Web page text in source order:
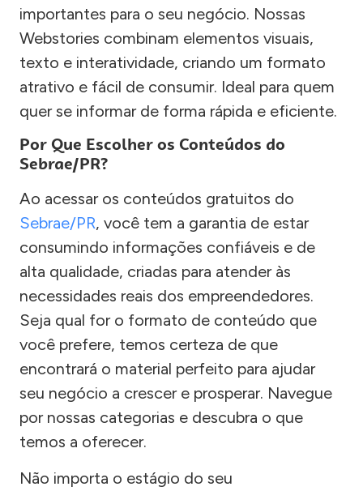
importantes para o seu negócio. Nossas
Webstories combinam elementos visuais,
texto e interatividade, criando um formato
atrativo e fácil de consumir. Ideal para quem
quer se informar de forma rápida e eficiente.
Por Que Escolher os Conteúdos do
Sebrae/PR?
Ao acessar os conteúdos gratuitos do
Sebrae/PR, você tem a garantia de estar
consumindo informações confiáveis e de
alta qualidade, criadas para atender às
necessidades reais dos empreendedores.
Seja qual for o formato de conteúdo que
você prefere, temos certeza de que
encontrará o material perfeito para ajudar
seu negócio a crescer e prosperar. Navegue
por nossas categorias e descubra o que
temos a oferecer.
Não importa o estágio do seu